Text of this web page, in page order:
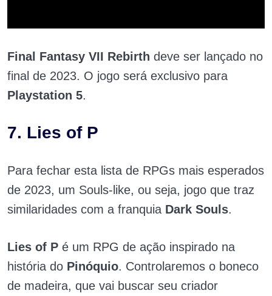
Final Fantasy VII Rebirth deve ser lançado no
final de 2023. O jogo será exclusivo para
Playstation 5.
7. Lies of P
Para fechar esta lista de RPGs mais esperados
de 2023, um Souls-like, ou seja, jogo que traz
similaridades com a franquia Dark Souls.
Lies of P é um RPG de ação inspirado na
história do Pinóquio. Controlaremos o boneco
de madeira, que vai buscar seu criador